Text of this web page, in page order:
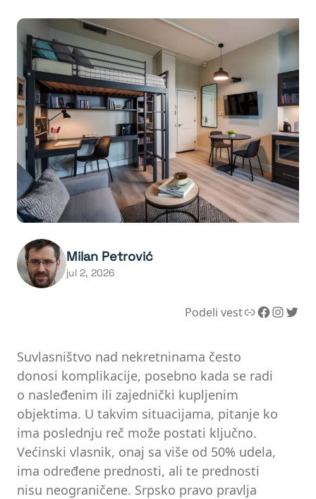
Milan Petrović
jul 2, 2026
Podeli vestLink Facebook InstagramTwitter
Suvlasništvo nad nekretninama često
donosi komplikacije, posebno kada se radi
o nasleđenim ili zajednički kupljenim
objektima. U takvim situacijama, pitanje ko
ima poslednju reč može postati ključno.
Većinski vlasnik, onaj sa više od 50% udela,
ima određene prednosti, ali te prednosti
nisu neograničene. Srpsko pravo pravlja